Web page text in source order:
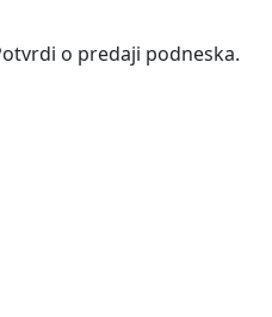
o predaji podneska.